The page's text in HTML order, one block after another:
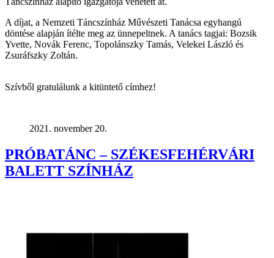
A díjat, a Nemzeti Táncszínház Művészeti Tanácsa egyhangú
döntése alapján ítélte meg az ünnepeltnek. A tanács tagjai: Bozsik
Yvette, Novák Ferenc, Topolánszky Tamás, Velekei László és
Zsuráfszky Zoltán.
Szívből gratulálunk a kitüntető címhez!
2021. november 20.
PRÓBATÁNC – SZÉKESFEHÉRVÁRI
BALETT SZÍNHÁZ